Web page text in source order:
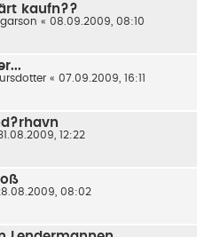
kaufn??
« 08.09.2009, 08:10
« 07.09.2009, 16:11
12:22
08:02